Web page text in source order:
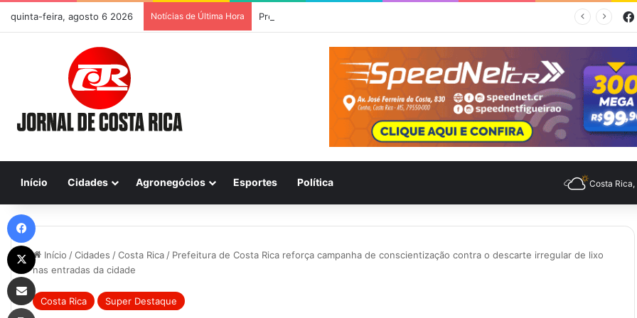
quinta-feira, agosto 6 2026 Notícias de Última Hora Previsão do Tempo para Costa Rica nesta quinta-feira (6)
Início Cidades Agronegócios Esportes Política Costa Rica,
Início /Cidades /Costa Rica / Prefeitura de Costa Rica reforça campanha de conscientização contra o descarte irregular de lixo
nas entradas da cidade
Costa Rica Super Destaque
Compartilhar via e-mail
Imprimir